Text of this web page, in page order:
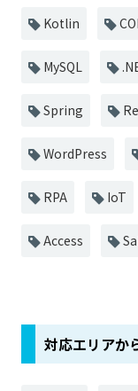
Kotlin
MySQL
Spring
WordPress
RPA IoT
Access
対応エリアか